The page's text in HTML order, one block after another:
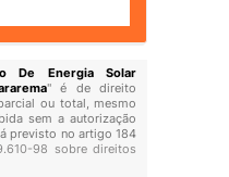
De Energia Solar
" é de direito
ou total, mesmo
sem a autorização
previsto no artigo 184
98 sobre direitos